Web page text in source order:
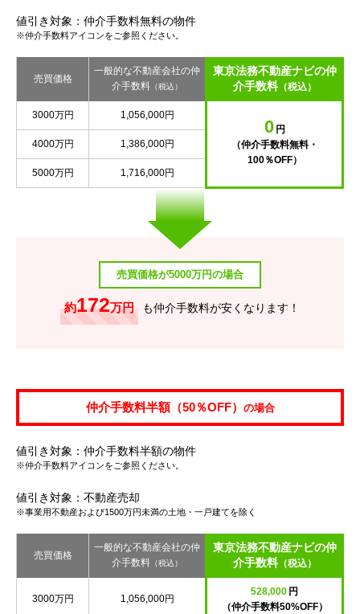
値引き対象：仲介手数料無料の物件
※仲介手数料アイコンをご参照ください。
売買価格
一般的な不動産会社の仲
介手数料 （税込）
東京法務不動産ナビの仲
介手数料（税込）
3000万円 1,056,000円
0 円
（仲介手数料無料・
100％OFF）
4000万円 1,386,000円
5000万円 1,716,000円
売買価格が5000万円の場合
約172万円 も仲介手数料が安くなります！
仲介手数料半額（50％OFF） の場合
値引き対象：仲介手数料半額の物件
※仲介手数料アイコンをご参照ください。
値引き対象：不動産売却
※事業用不動産および1500万円未満の土地・一戸建てを除く
売買価格
一般的な不動産会社の仲
介手数料 （税込）
東京法務不動産ナビの仲
介手数料（税込）
3000万円 1,056,000円
528,000 円
（仲介手数料50%OFF）